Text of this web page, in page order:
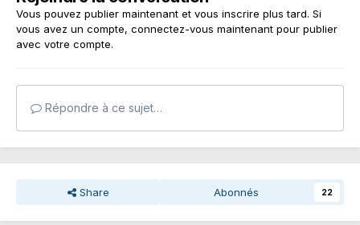
Vous pouvez publier maintenant et vous inscrire plus tard. Si
vous avez un compte, connectez-vous maintenant pour publier
avec votre compte.
Répondre à ce sujet…
Share Abonnés 22